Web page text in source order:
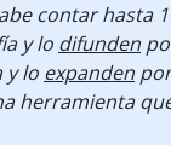
contar hasta
y lo difunden
y lo expanden
herramienta